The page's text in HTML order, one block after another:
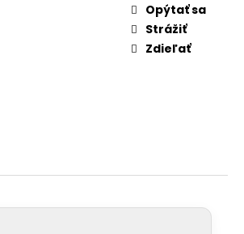
Opýtať sa
Strážiť
Zdieľať